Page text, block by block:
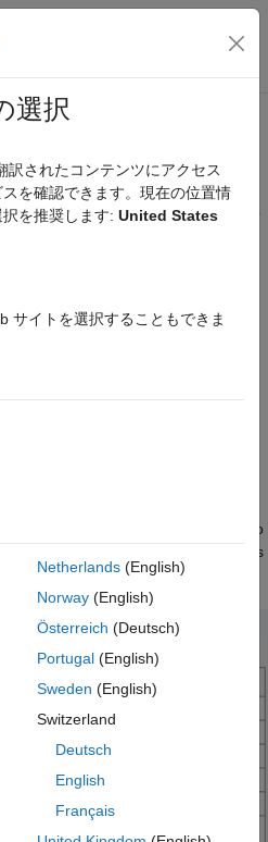
ナビゲーション メ
Controller Calibration Tables for
Data dialog box, select the items to
tables
MATLAB®filegs_example.m
選択
訳されたコンテンツにアクセス
を確認できます。現在の位置情
を推奨します: United States
サイトを選択することもできま
Netherlands(English)
Norway(English)
Österreich (Deutsch)
Portugal(English)
Sweden (English)
Switzerland
Deutsch
English
Français